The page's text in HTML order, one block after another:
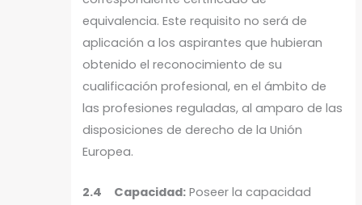
equivalencia. Este requisito no será de
aplicación a los aspirantes que hubieran
obtenido el reconocimiento de su
cualificación profesional, en el ámbito de
las profesiones reguladas, al amparo de las
disposiciones de derecho de la Unión
Europea.
2.4 Capacidad: Poseer la capacidad